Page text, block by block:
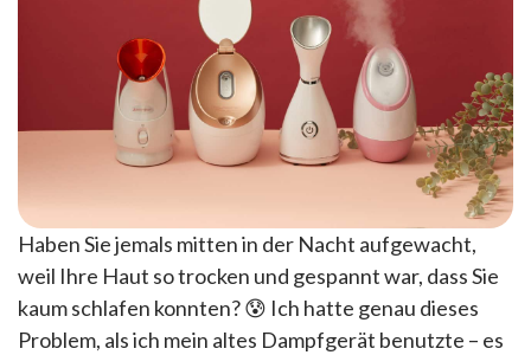
Haben Sie jemals mitten in der Nacht aufgewacht,
weil Ihre Haut so trocken und gespannt war, dass Sie
kaum schlafen konnten? 😰 Ich hatte genau dieses
Problem, als ich mein altes Dampfgerät benutzte – es